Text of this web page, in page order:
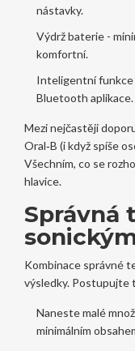
nástavky.
Výdrž baterie -
komfortní.
Inteligentní funkce
Bluetooth aplikace.
Mezi nejčastěji
Oral‑B (i když spíše
Všechním, co se
hlavice.
Správná
Kombinace správné
výsledky. Postupujte
Naneste malé
minimálním